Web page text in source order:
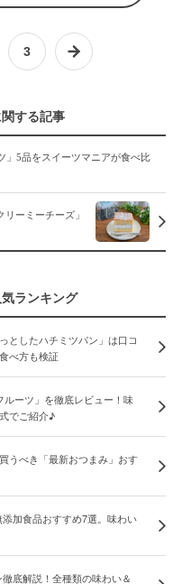
3
する記事
」5品をスイーツマニアが食べ比
ーミーチーズ」
ランキング
としたハチミツパン」は口コ
べ方も検証
ルーツ」を徹底レビュー！味
でご紹介♪
うべき「最新おつまみ」おす
加食品おすすめ7選。味わい
底解説！全種類の味わい＆